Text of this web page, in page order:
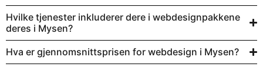
Hvilke tjenester inkluderer dere i webdesignpakkene
deres i Mysen?
Hva er gjennomsnittsprisen for webdesign i Mysen?